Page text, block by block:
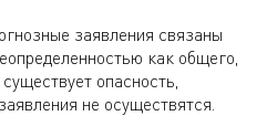
заявления связаны
как общего,
опасность,
не осуществятся.